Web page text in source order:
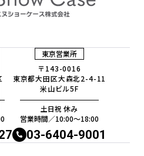
東京営業所
〒143-0016
東京都大田区大森北2-4-11
米山ビル5F
土日祝 休み
営業時間／10:00〜18:00
03-6404-9001